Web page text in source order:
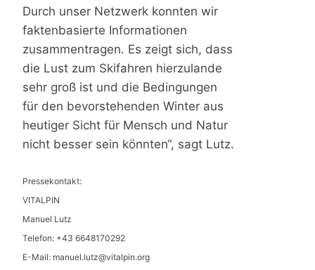
Durch unser Netzwerk konnten wir
faktenbasierte Informationen
zusammentragen. Es zeigt sich, dass
die Lust zum Skifahren hierzulande
sehr groß ist und die Bedingungen
für den bevorstehenden Winter aus
heutiger Sicht für Mensch und Natur
nicht besser sein könnten“, sagt Lutz.
Pressekontakt:
VITALPIN
Manuel Lutz
Telefon: +43 6648170292
E-Mail: manuel.lutz@vitalpin.org